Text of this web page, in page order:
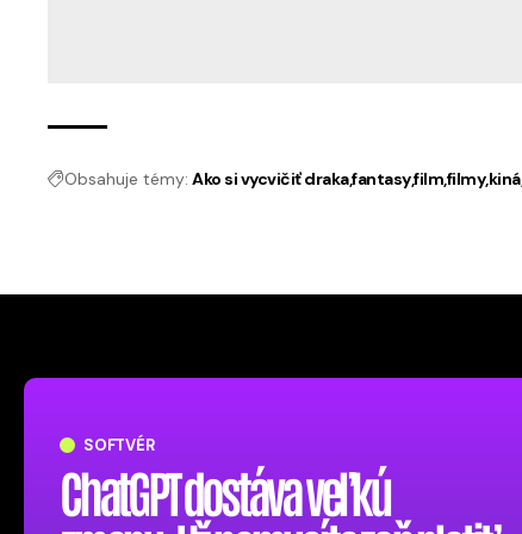
Obsahuje témy: Ako si vycvičiť drakafantasyfilmfilmykiná
SOFTVÉR
ChatGPT dostáva veľkú